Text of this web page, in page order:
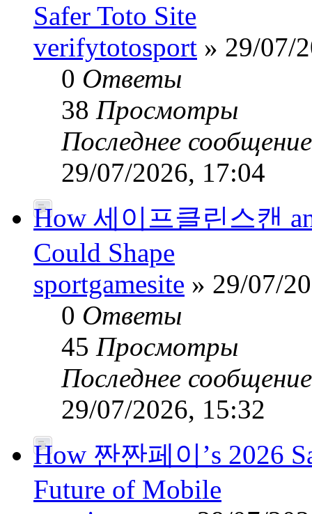
Safer Toto Site
verifytotosport » 29/07/
0 Ответы
38 Просмотры
Последнее
29/07/2026, 17:04
How 세이프클린스캔
Could Shape
sportgamesite » 29/07/
0 Ответы
45 Просмотры
Последнее
29/07/2026, 15:32
How 짠짠페이’s 2026
Future of Mobile